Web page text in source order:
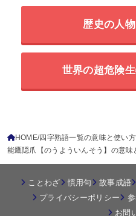
歴史の人
世界の超危険
HOME 四字熟語一覧の意味と使い
能鷹隠爪【のうよういんそう】の意味
ことわざ 慣用句 故事成語
プライバシーポリシー
お問